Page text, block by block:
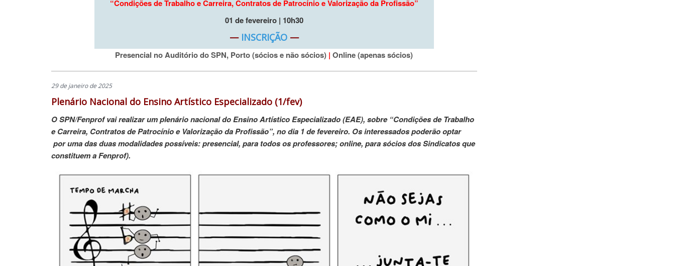
“Condições de Trabalho e Carreira, Contratos de Patrocínio e Valorização da Profissão”
01 de fevereiro | 10h30
— INSCRIÇÃO —
Presencial no Auditório do SPN, Porto (sócios e não sócios) | Online (apenas sócios)
29 de janeiro de 2025
Plenário Nacional do Ensino Artístico Especializado (1/fev)
O SPN/Fenprof vai realizar um plenário nacional do Ensino Artístico Especializado (EAE), sobre “Condições de Trabalho
e Carreira, Contratos de Patrocínio e Valorização da Profissão”, no dia 1 de fevereiro. Os interessados poderão optar
por uma das duas modalidades possíveis: presencial, para todos os professores; online, para sócios dos Sindicatos que
constituem a Fenprof).